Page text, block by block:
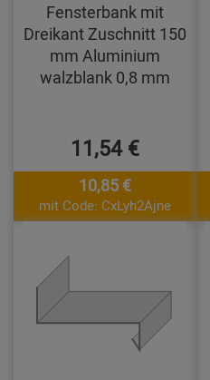
Fensterbank mit
Dreikant Zuschnitt 150
mm Aluminium
walzblank 0,8 mm
11,54 €
10,85 €
mit Code: CxLyh2Ajne